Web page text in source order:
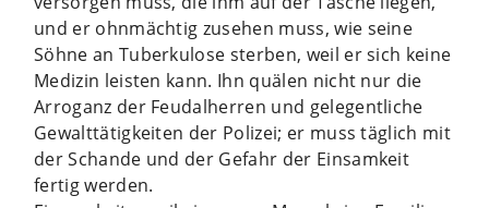
und er ohnmächtig zusehen muss, wie seine
Söhne an Tuberkulose sterben, weil er sich keine
Medizin leisten kann. Ihn quälen nicht nur die
Arroganz der Feudalherren und gelegentliche
Gewalttätigkeiten der Polizei; er muss täglich mit
der Schande und der Gefahr der Einsamkeit
fertig werden.